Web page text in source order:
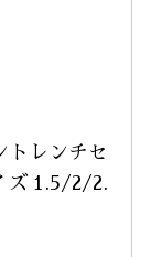
レンチセ
ズ 1.5/2/2.